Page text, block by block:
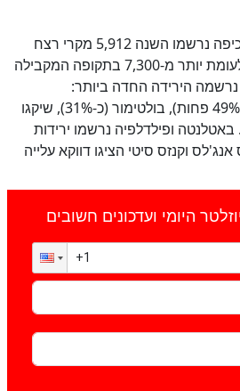
במדגם של 570 רשויות אכיפה נרשמו השנה 5,912 מקרי רצח
בלבד עד סוף אוקטובר - לעומת יותר מ-7,300 בתקופה המקבילה
הירידה החדה ביותר:
בירמינגהאם שבאלבמה (49% פחות), בולטימור (כ-31%), שיקגו
29%) וניו יורק (כ-21%). באטלנטה ופילדלפיה נרשמו ירידות
וקנזס סיטי הציגו דווקא עלייה
היומי ועדכונים חשובים